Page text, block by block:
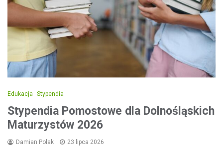
Edukacja Stypendia
Stypendia Pomostowe dla Dolnośląskich
Maturzystów 2026
Damian Polak 23 lipca 2026